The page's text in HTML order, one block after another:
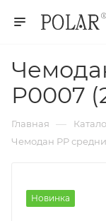
Р0007
Главная —
Чемодан PP
Новинка